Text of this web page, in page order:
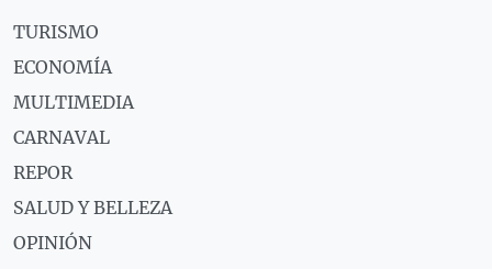
TURISMO
ECONOMÍA
MULTIMEDIA
CARNAVAL
REPOR
SALUD Y BELLEZA
OPINIÓN